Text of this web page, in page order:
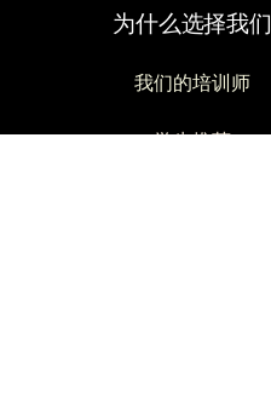
为什么选择我们
我们的培训师
​学生推荐